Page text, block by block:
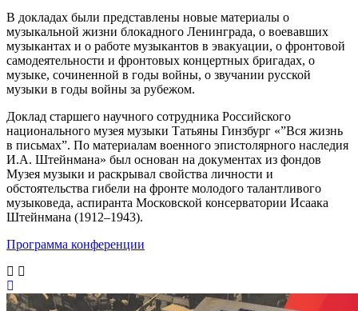
В докладах были представлены новые материалы о
музыкальной жизни блокадного Ленинграда, о воевавших
музыкантах и о работе музыкантов в эвакуации, о фронтовой
самодеятельности и фронтовых концертных бригадах, о
музыке, сочиненной в годы войны, о звучании русской
музыки в годы войны за рубежом.
Доклад старшего научного сотрудника Российского
национального музея музыки Татьяны Гинзбург «”Вся жизнь
в письмах”. По материалам военного эпистолярного наследия
И.А. Штейнмана» был основан на документах из фондов
Музея музыки и раскрывал свойства личности и
обстоятельства гибели на фронте молодого талантливого
музыковеда, аспиранта Московской консерватории Исаака
Штейнмана (1912–1943).
Программа конференции